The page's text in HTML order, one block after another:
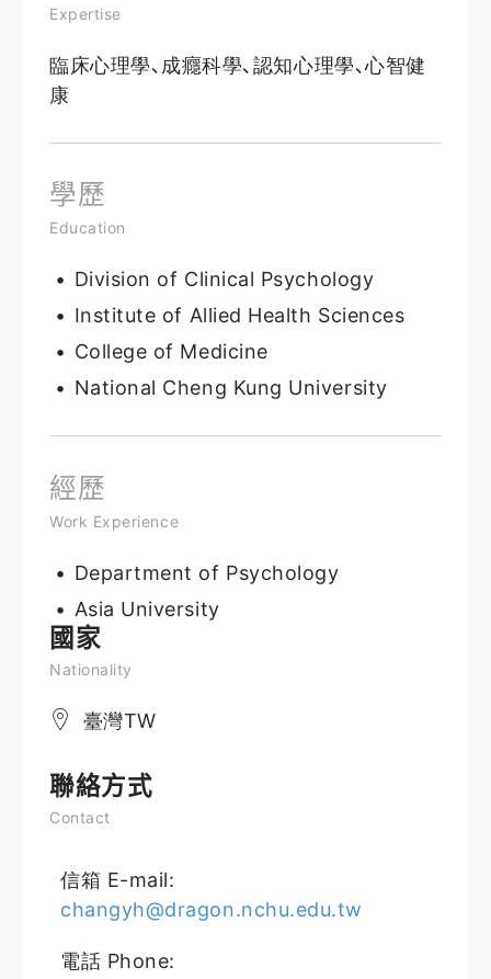
Expertise
臨床心理學､成癮科學､認知心理學､心智健
康
學歷
Education
Division of Clinical Psychology
Institute of Allied Health Sciences
College of Medicine
National Cheng Kung University
經歷
Work Experience
Department of Psychology
Asia University
國家
Nationality
臺灣TW
聯絡方式
Contact
信箱 E-mail:
changyh@dragon.nchu.edu.tw
電話 Phone: